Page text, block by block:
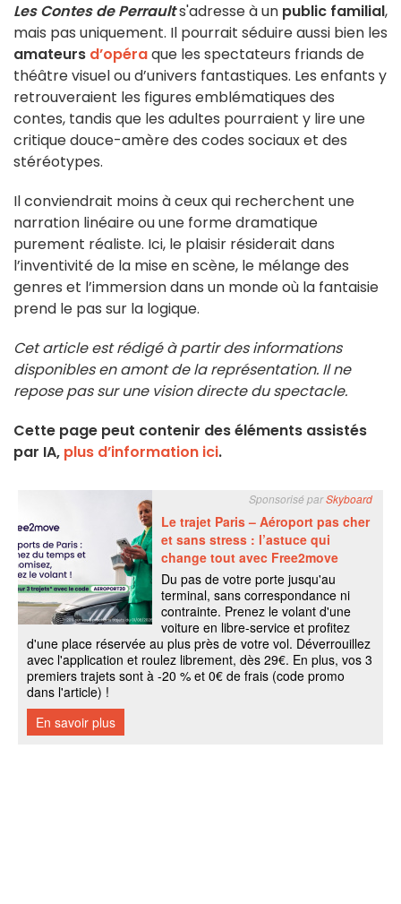
Les Contes de Perraults'adresse à un public familial,
mais pas uniquement. Il pourrait séduire aussi bien les
amateurs d’opéraque les spectateurs friands de
théâtre visuel ou d’univers fantastiques. Les enfants y
retrouveraient les figures emblématiques des
contes, tandis que les adultes pourraient y lire une
critique douce-amère des codes sociaux et des
stéréotypes.
Il conviendrait moins à ceux qui recherchent une
narration linéaire ou une forme dramatique
purement réaliste. Ici, le plaisir résiderait dans
l’inventivité de la mise en scène, le mélange des
genres et l’immersion dans un monde où la fantaisie
prend le pas sur la logique.
Cet article est rédigé à partir des informations
disponibles en amont de la représentation. Il ne
repose pas sur une vision directe du spectacle.
Cette page peut contenir des éléments assistés
par IA, plus d’information ici.